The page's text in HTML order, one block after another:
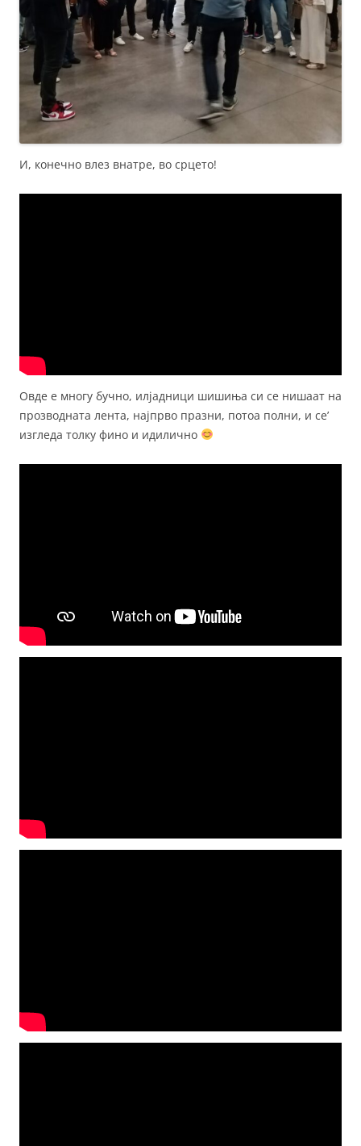
И, конечно влез внатре, во срцето!
Овде е многу бучно, илјадници шишиња си се нишаат на
прозводната лента, најпрво празни, потоа полни, и се’
изгледа толку фино и идилично